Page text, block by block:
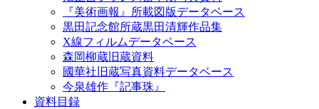
『美術画報』所載図版データベース
黒田記念館所蔵黒田清輝作品集
X線フィルムデータベース
森岡柳蔵旧蔵資料
國華社旧蔵写真資料データベース
今泉雄作『記事珠』
資料目録